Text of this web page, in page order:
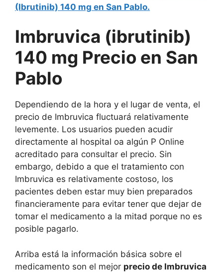
(Ibrutinib) 140 mg en San Pablo.
Imbruvica (ibrutinib)
140 mg Precio en San
Pablo
Dependiendo de la hora y el lugar de venta, el
precio de Imbruvica fluctuará relativamente
levemente. Los usuarios pueden acudir
directamente al hospital oa algún P Online
acreditado para consultar el precio. Sin
embargo, debido a que el tratamiento con
Imbruvica es relativamente costoso, los
pacientes deben estar muy bien preparados
financieramente para evitar tener que dejar de
tomar el medicamento a la mitad porque no es
posible pagarlo.
Arriba está la información básica sobre el
medicamento son el mejor precio de Imbruvica